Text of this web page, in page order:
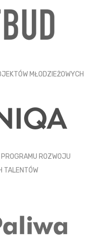
MŁODZIEŻOWYCH
ROZWOJU
TALENTÓW